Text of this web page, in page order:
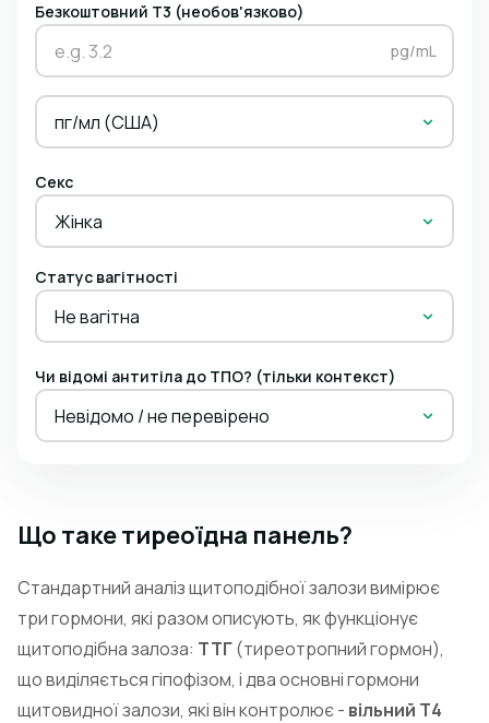
Безкоштовний Т3 (необов'язково)
pg/mL
пг/мл (США)
Секс
Жінка
Статус вагітності
Не вагітна
Чи відомі антитіла до ТПО? (тільки контекст)
Невідомо / не перевірено
Що таке тиреоїдна панель?
Стандартний аналіз щитоподібної залози вимірює
три гормони, які разом описують, як функціонує
щитоподібна залоза: ТТГ(тиреотропний гормон),
що виділяється гіпофізом, і два основні гормони
щитовидної залози, які він контролює - вільний Т4